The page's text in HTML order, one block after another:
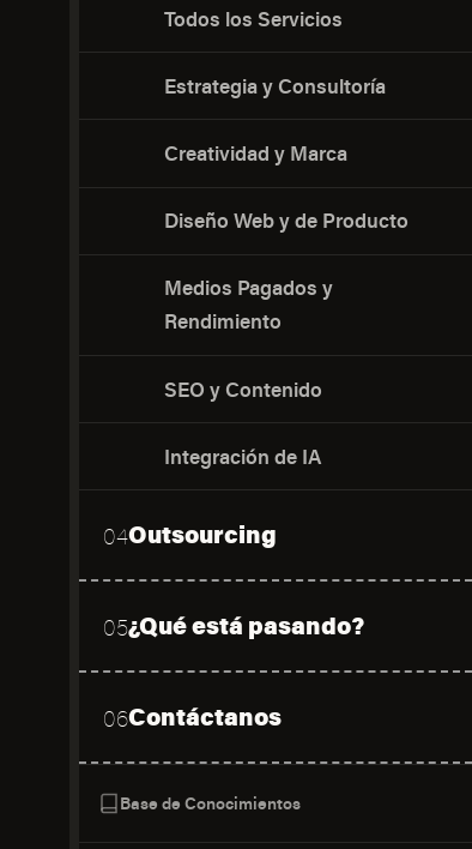
Todos los Servicios
Estrategia y Consultoría
Creatividad y Marca
Diseño Web y de Producto
Medios Pagados y
Rendimiento
SEO y Contenido
Integración de IA
04Outsourcing
05¿Qué está pasando?
06Contáctanos
Base de Conocimientos